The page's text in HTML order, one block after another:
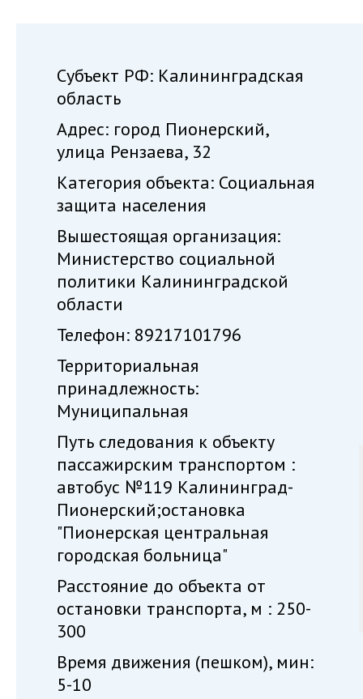
Субъект РФ: Калининградская
область
Адрес: город Пионерский,
улица Рензаева, 32
Категория объекта: Социальная
защита населения
Вышестоящая организация:
Министерство социальной
политики Калининградской
области
Телефон: 89217101796
Территориальная
принадлежность:
Муниципальная
Путь следования к объекту
пассажирским транспортом :
автобус №119 Калининград-
Пионерский;остановка
"Пионерская центральная
городская больница"
Расстояние до объекта от
остановки транспорта, м : 250-
300
Время движения (пешком), мин:
5-10